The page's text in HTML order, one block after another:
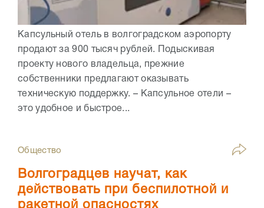
Капсульный отель в волгоградском аэропорту
продают за 900 тысяч рублей. Подыскивая
проекту нового владельца, прежние
собственники предлагают оказывать
техническую поддержку. – Капсульное отели –
это удобное и быстрое...
Общество
Волгоградцев научат, как
действовать при беспилотной и
ракетной опасностях